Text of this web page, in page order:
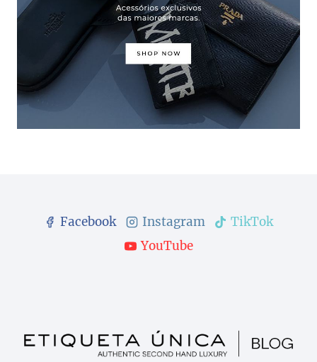
Facebook Instagram
TikTok
YouTube